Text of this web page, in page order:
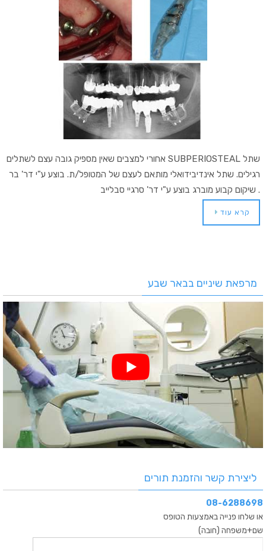
שתל SUBPERIOSTEAL אחורי למצבים שאין מספיק גובה עצם לשתלים
רגילים. שתל אינדיבידואלי מותאם לעצם של המטופל/ת. בוצע ע"י דר' בר
. שיקום קבוע מוברג בוצע ע"י דר' סרגיי סבלייב
קרא עוד
מרפאת שיניים בבאר שבע
ליצירת קשר והזמנת תורים
08-6288698
או שלחו פנייה באמצעות הטופס
שם+משפחה (חובה)